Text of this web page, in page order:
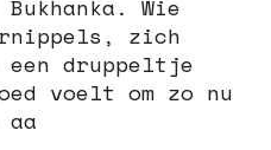
Wie
zich
druppeltje
voelt om zo nu